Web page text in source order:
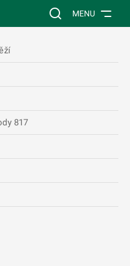
Vyhledávání na
MENU
817
nové kartě
na nové kartě